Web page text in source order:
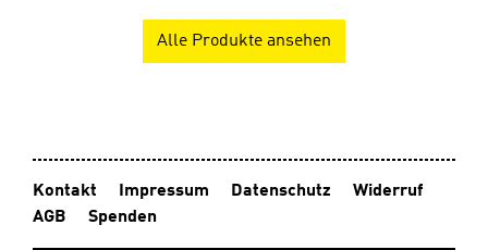
Alle Produkte ansehen
Kontakt Impressum Datenschutz
Widerruf
AGB
Spenden